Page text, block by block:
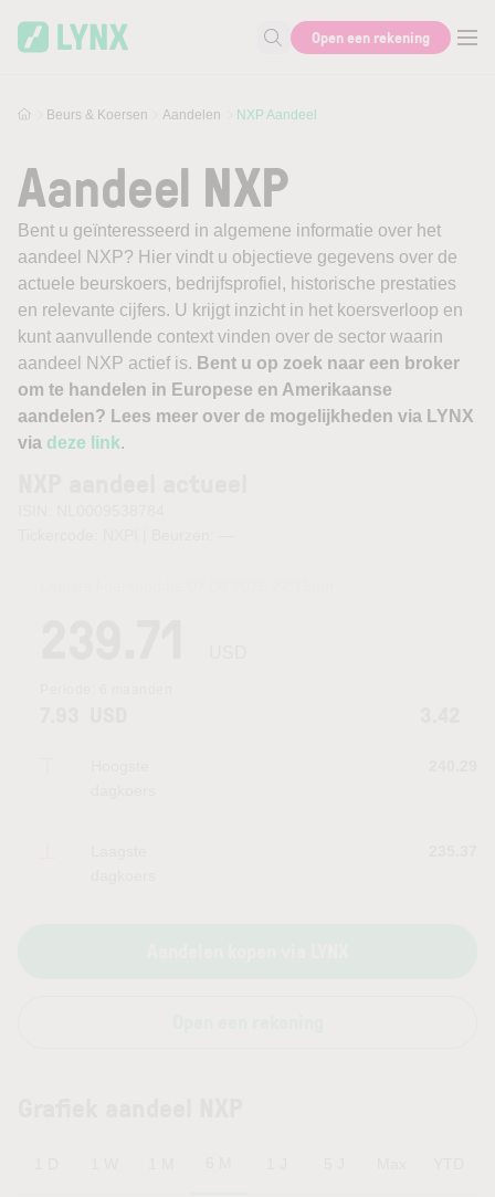
Zoek naar informatie
Open een rekening
Beurs & Koersen Aandelen NXP Aandeel
Aandeel NXP
Bent u geïnteresseerd in algemene informatie over het
aandeel NXP? Hier vindt u objectieve gegevens over de
actuele beurskoers, bedrijfsprofiel, historische prestaties
en relevante cijfers. U krijgt inzicht in het koersverloop en
kunt aanvullende context vinden over de sector waarin
aandeel NXP actief is. Bent u op zoek naar een broker
om te handelen in Europese en Amerikaanse
aandelen? Lees meer over de mogelijkheden via LYNX
via deze link.